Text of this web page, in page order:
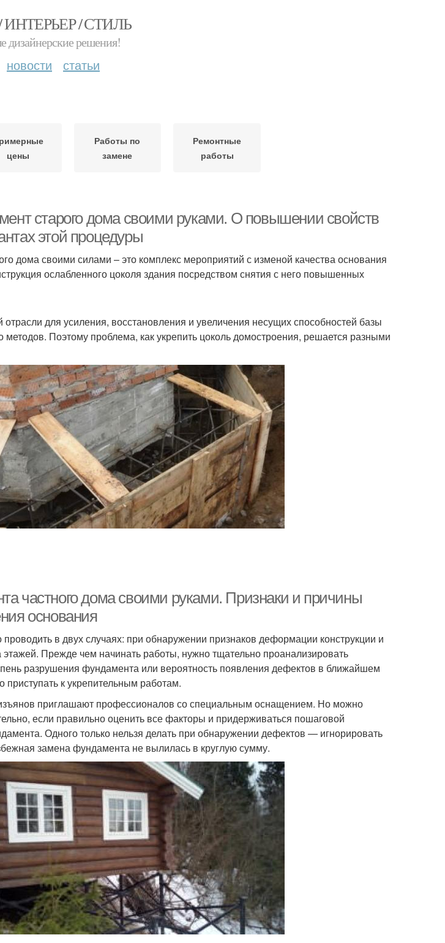
/ СТИЛЬ
дизайнерские решения!
новости статьи
цены
Работы по
замене
Ремонтные
работы
старого дома своими руками. О повышении свойств
этой процедуры
дома своими силами – это комплекс мероприятий с изменой качества основания
ослабленного цоколя здания посредством снятия с него повышенных
для усиления, восстановления и увеличения несущих способностей базы
методов. Поэтому проблема, как укрепить цоколь домостроения, решается разными
частного дома своими руками. Признаки и причины
основания
в двух случаях: при обнаружении признаков деформации конструкции и
этажей. Прежде чем начинать работы, нужно тщательно проанализировать
разрушения фундамента или вероятность появления дефектов в ближайшем
приступать к укрепительным работам.
приглашают профессионалов со специальным оснащением. Но можно
если правильно оценить все факторы и придерживаться пошаговой
Одного только нельзя делать при обнаружении дефектов — игнорировать
замена фундамента не вылилась в круглую сумму.